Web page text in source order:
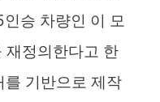
승 차량인 이 모
재정의한다고 한
기반으로 제작